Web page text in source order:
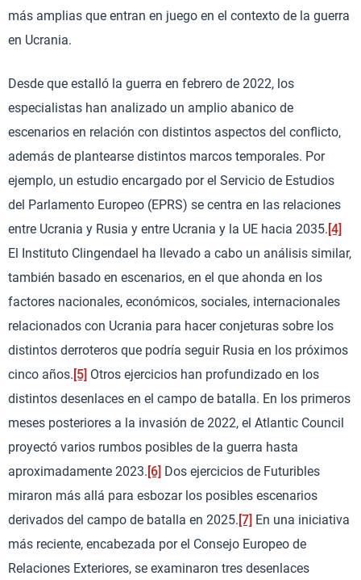
más amplias que entran en juego en el contexto de la guerra
en Ucrania.
Desde que estalló la guerra en febrero de 2022, los
especialistas han analizado un amplio abanico de
escenarios en relación con distintos aspectos del conflicto,
además de plantearse distintos marcos temporales. Por
ejemplo, un estudio encargado por el Servicio de Estudios
del Parlamento Europeo (EPRS) se centra en las relaciones
entre Ucrania y Rusia y entre Ucrania y la UE hacia 2035. [4]
El Instituto Clingendael ha llevado a cabo un análisis similar,
también basado en escenarios, en el que ahonda en los
factores nacionales, económicos, sociales, internacionales
relacionados con Ucrania para hacer conjeturas sobre los
distintos derroteros que podría seguir Rusia en los próximos
cinco años. [5] Otros ejercicios han profundizado en los
distintos desenlaces en el campo de batalla. En los primeros
meses posteriores a la invasión de 2022, el Atlantic Council
proyectó varios rumbos posibles de la guerra hasta
aproximadamente 2023. [6] Dos ejercicios de Futuribles
miraron más allá para esbozar los posibles escenarios
derivados del campo de batalla en 2025. [7] En una iniciativa
más reciente, encabezada por el Consejo Europeo de
Relaciones Exteriores, se examinaron tres desenlaces